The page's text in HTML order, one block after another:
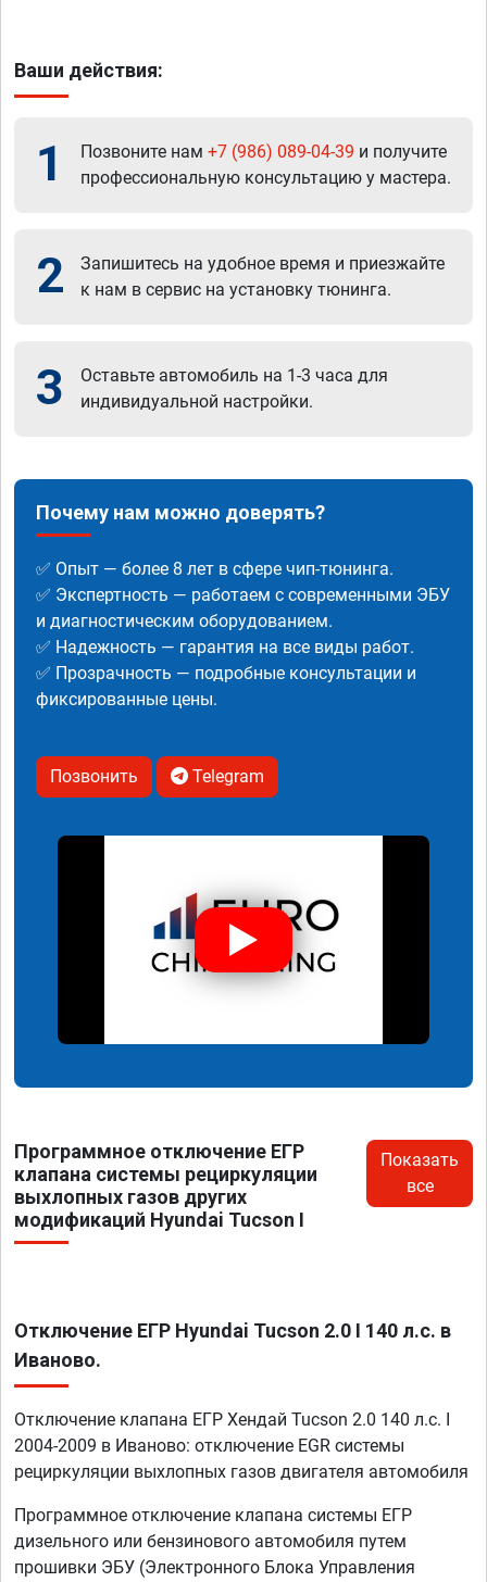
Ваши действия:
1 Позвоните нам +7 (986) 089-04-39 и получите
профессиональную консультацию у мастера.
2
Запишитесь на удобное время и приезжайте
к нам в сервис на установку тюнинга.
3
Оставьте автомобиль на 1-3 часа для
индивидуальной настройки.
Почему нам можно доверять?
✅ Опыт — более 8 лет в сфере чип-тюнинга.
✅ Экспертность — работаем с современными ЭБУ
и диагностическим оборудованием.
✅ Надежность — гарантия на все виды работ.
✅ Прозрачность — подробные консультации и
фиксированные цены.
Позвонить Telegram
Программное отключение ЕГР
клапана системы рециркуляции
выхлопных газов других
модификаций Hyundai Tucson I
Показать
все
Отключение ЕГР Hyundai Tucson 2.0 I 140 л.с. в
Иваново.
Отключение клапана ЕГР Хендай Tucson 2.0 140 л.с. I
2004-2009 в Иваново: отключение EGR системы
рециркуляции выхлопных газов двигателя автомобиля
Программное отключение клапана системы ЕГР
дизельного или бензинового автомобиля путем
прошивки ЭБУ (Электронного Блока Управления